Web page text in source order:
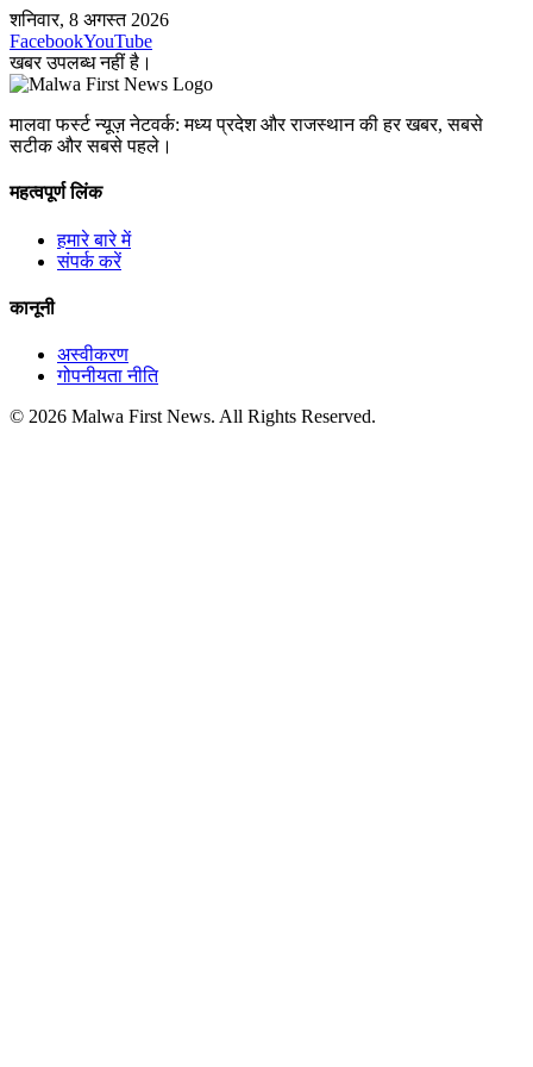
शनिवार, 8 अगस्त 2026
FacebookYouTube
खबर उपलब्ध नहीं है।
मालवा फर्स्ट न्यूज़ नेटवर्क: मध्य प्रदेश और राजस्थान की हर खबर, सबसे
सटीक और सबसे पहले।
महत्वपूर्ण लिंक
हमारे बारे में
संपर्क करें
कानूनी
अस्वीकरण
गोपनीयता नीति
© 2026 Malwa First News. All Rights Reserved.